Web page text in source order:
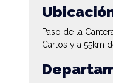
Paso de la
Carlos y a 55km